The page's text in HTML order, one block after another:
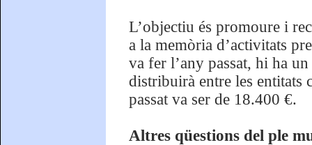
L’objectiu és promoure i
a la memòria d’activitats
va fer l’any passat, hi ha
distribuirà entre les entitats
passat va ser de 18.400 €.
Altres qüestions del ple